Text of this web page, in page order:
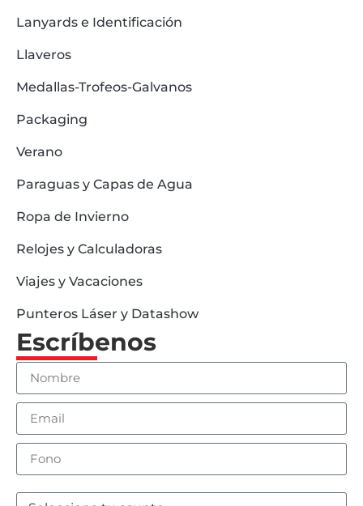
Lanyards e Identificación
Llaveros
Medallas-Trofeos-Galvanos
Packaging
Verano
Paraguas y Capas de Agua
Ropa de Invierno
Relojes y Calculadoras
Viajes y Vacaciones
Punteros Láser y Datashow
Escríbenos